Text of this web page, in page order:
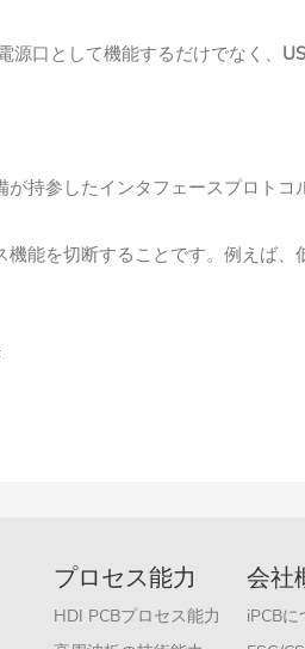
源口として機能するだけでなく、
が持参したインタフェースプロト
機能を切断することです。例えば
プロセス能力
HDI PCBプロセス能力
会社
iPCBに